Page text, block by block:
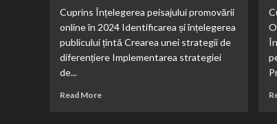
Cuprins Înțelegerea peisajului promovării
online în 2024 Identificarea și înțelegerea
publicului țintă Crearea unei strategii de
diferențiere Implementarea strategiei
de...
Read MoreRead